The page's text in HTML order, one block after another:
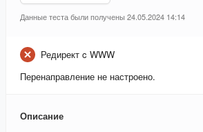
Данные теста были получены 24.05.2024 14:14
Редирект c WWW
Перенаправление не настроено.
Описание